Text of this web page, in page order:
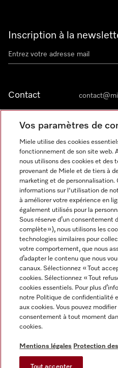
Inscription à la
Contact
Langue
FRANÇAIS
Informations légales
CGV
Protection des données
Conditions d’utilisation
Digital Services Act
Miele sur Facebook
Miele sur Youtube
Miele surMiele sur
Vos paramètres de
Miele utilise des cookies
fonctionnement de son site web.
nous utilisons des cookies et des
provenant de Miele et de tiers à
marketing et de
informations sur l'utilisation de
à améliorer votre expérience en
également utilisés pour la
Sous réserve d’un
complète »), nous utilisons les
technologies similaires pour
votre comportement, que nous
d’adapter le contenu que nous
canaux. Sélectionnez « Tout
cookies. Sélectionnez « Tout
cookies essentiels. Pour plus
notre Politique de confidentialité
aux cookies. Vous pouvez
consentement à tout moment
cookies.
Mentions légales Protection